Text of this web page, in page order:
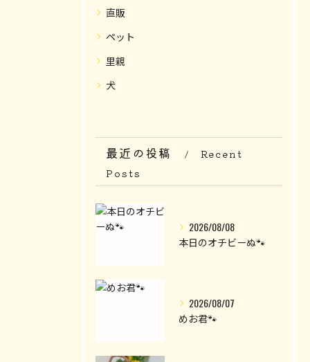
直販
ペット
里親
犬
最近の投稿
Recent
Posts
2026/08/08
本日のオチビーぬ🐾
2026/08/07
めお君🐾